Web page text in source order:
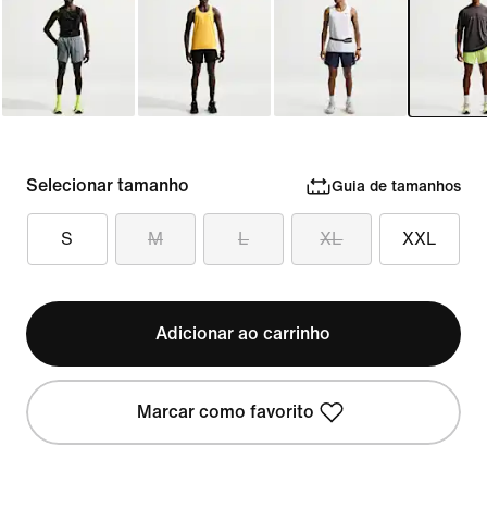
Selecionar tamanho Guia de tamanhos
S M L XL XXL
Adicionar ao carrinho
Marcar como favorito